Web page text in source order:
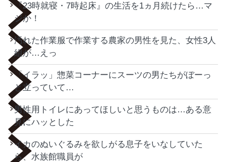
『23時就寝・7時起床』の生活を1ヵ月続けたら…マ
ジか！
汚れた作業服で作業する農家の男性を見た、女性3人
組が…えっ
「イラッ」惣菜コーナーにスーツの男たちがぼーっ
と立っていて…
男性用トイレにあってほしいと思うものは…ある意
見にハッとした
イカのぬいぐるみを欲しがる息子をいなしていた
ら、水族館職員が